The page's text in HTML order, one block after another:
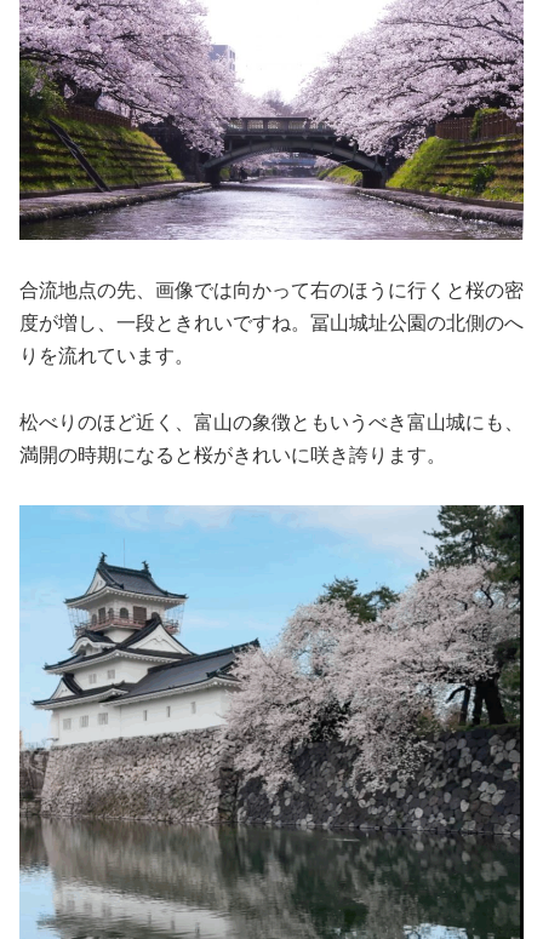
合流地点の先、画像では向かって右のほうに行くと桜の密
度が増し、一段ときれいですね。冨山城址公園の北側のへ
りを流れています。
松べりのほど近く、富山の象徴ともいうべき富山城にも、
満開の時期になると桜がきれいに咲き誇ります。